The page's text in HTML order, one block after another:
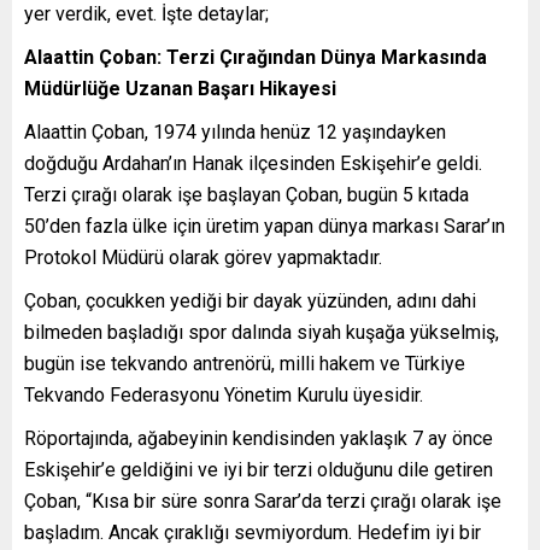
yer verdik, evet. İşte detaylar;
Alaattin Çoban: Terzi Çırağından Dünya Markasında
Müdürlüğe Uzanan Başarı Hikayesi
Alaattin Çoban, 1974 yılında henüz 12 yaşındayken
doğduğu Ardahan’ın Hanak ilçesinden Eskişehir’e geldi.
Terzi çırağı olarak işe başlayan Çoban, bugün 5 kıtada
50’den fazla ülke için üretim yapan dünya markası Sarar’ın
Protokol Müdürü olarak görev yapmaktadır.
Çoban, çocukken yediği bir dayak yüzünden, adını dahi
bilmeden başladığı spor dalında siyah kuşağa yükselmiş,
bugün ise tekvando antrenörü, milli hakem ve Türkiye
Tekvando Federasyonu Yönetim Kurulu üyesidir.
Röportajında, ağabeyinin kendisinden yaklaşık 7 ay önce
Eskişehir’e geldiğini ve iyi bir terzi olduğunu dile getiren
Çoban, “Kısa bir süre sonra Sarar’da terzi çırağı olarak işe
başladım. Ancak çıraklığı sevmiyordum. Hedefim iyi bir